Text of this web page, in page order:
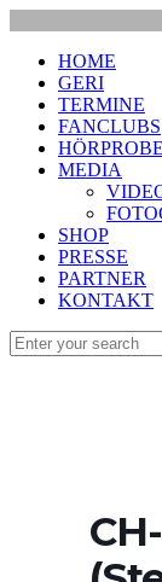
HOME
GERI
TERMINE
FANCLUBS
MEDIA
SHOP
PRESSE
PARTNER
KONTAKT